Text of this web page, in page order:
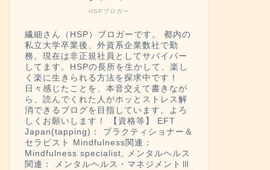
HSPブロガー
繊細さん（HSP）ブロガーです。 都内の
私立大学卒業後、外資系企業数社で勤
務。現在は非正規社員としてサバイバー
してます。HSPの長所を生かして、楽し
く楽に生きられる方法を探求中です！
日々感じたことを、本音交えて書きなが
ら、読んでくれた人がホッとストレス解
消できるブログを目指しています。よろ
しくお願いします！ 【資格等】 EFT
Japan(tapping)： プラクティショナー＆
セラピスト Mindfulness関連：
Mindfulness specialist, メンタルヘルス
関連： メンタルヘルス・マネジメントⅢ